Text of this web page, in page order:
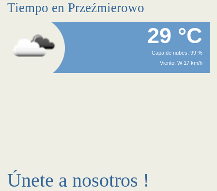
Tiempo en Przeźmierowo
29 °C
Capa de nubes: 99 %
Viento: W 17 km/h
Únete a nosotros !